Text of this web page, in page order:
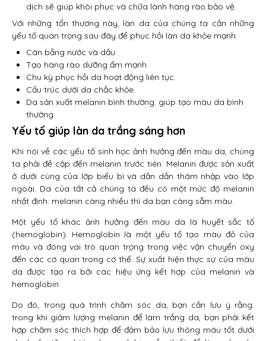
dịch sẽ giúp khôi phục và chữa lành hàng rào bảo vệ.
Với những tổn thương này, làn da của chúng ta cần những
yếu tố quan trọng sau đây để phục hồi làn da khỏe mạnh:
Cân bằng nước và dầu.
Tạo hàng rào dưỡng ẩm mạnh.
Chu kỳ phục hồi da hoạt động liên tục.
Cấu trúc dưới da chắc khỏe.
Da sản xuất melanin bình thường: giúp tạo màu da bình
thường.
Yếu tố giúp làn da trắng sáng hơn
Khi nói về các yếu tố sinh học ảnh hưởng đến màu da, chúng
ta phải đề cập đến melanin trước tiên. Melanin được sản xuất
ở dưới cùng của lớp biểu bì và dần dần thâm nhập vào lớp
ngoài. Da của tất cả chúng ta đều có một mức độ melanin
nhất định: melanin càng nhiều thì da bạn càng sẫm màu.
Một yếu tố khác ảnh hưởng đến màu da là huyết sắc tố
(hemoglobin). Hemoglobin là một yếu tố tạo màu đỏ của
máu và đóng vai trò quan trọng trong việc vận chuyển oxy
đến các cơ quan trong cơ thể. Sự xuất hiện thực sự của màu
da được tạo ra bởi các hiệu ứng kết hợp của melanin và
hemoglobin.
Do đó, trong quá trình chăm sóc da, bạn cần lưu ý rằng:
trong khi giảm lượng melanin để làm trắng da, bạn phải kết
hợp chăm sóc thích hợp để đảm bảo lưu thông máu tốt dưới